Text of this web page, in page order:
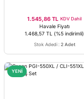
1.545,86 TL KDV Dahil
Havale Fiyatı
1.468,57 TL (%5 indirimli)
Stok Adedi : 2 Adet
YENİ